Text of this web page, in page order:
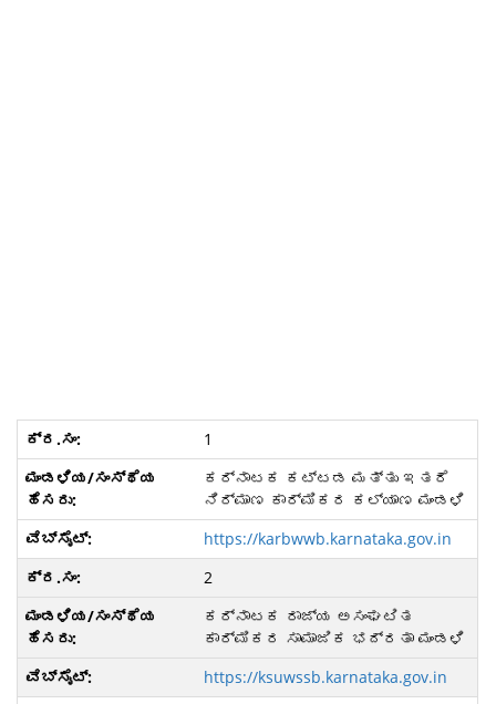
1
ಕರ್ನಾಟಕ ಕಟ್ಟಡ ಮತ್ತು ಇತರೆ
ನಿರ್ಮಾಣ ಕಾರ್ಮಿಕರ ಕಲ್ಯಾಣ ಮಂಡಳಿ
https://karbwwb.karnataka.gov.in
2
ಕರ್ನಾಟಕ ರಾಜ್ಯ ಅಸಂಘಟಿತ
ಕಾರ್ಮಿಕರ ಸಾಮಾಜಿಕ ಭದ್ರತಾ ಮಂಡಳಿ
https://ksuwssb.karnataka.gov.in